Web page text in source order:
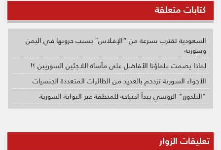
كتابات متعلقة
السعودية تقترب بسرعة من “الإفلاس″ بسبب حروبها في اليمن
وسورية
لماذا يصمت علماؤنا الأفاضل على مأساة اللاجئين السوريين ؟!
الأجواء السورية تزدحم بالعديد من الطائرات المتعددة الجنسيات
"البلدوزر" الروسي يبدأ اجتياحه للمنطقة عبر البوابة السورية
تعليقات الزوار